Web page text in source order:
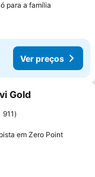
para a família
Ver preços
favoritos
Gold
911
em Zero PointVer